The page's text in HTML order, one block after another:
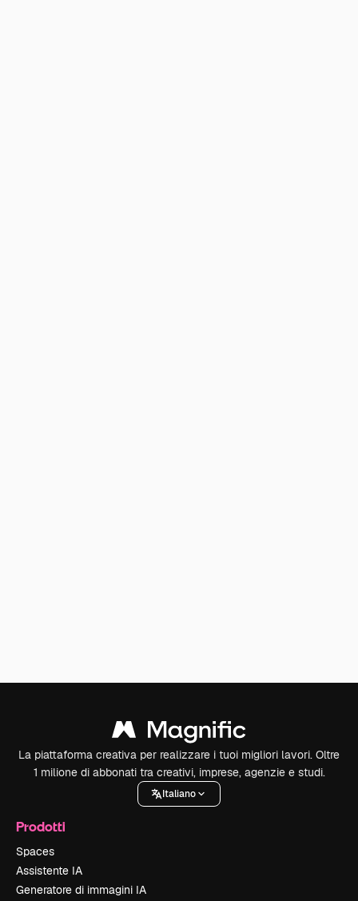
La piattaforma creativa per realizzare i tuoi migliori lavori. Oltre
1 milione di abbonati tra creativi, imprese, agenzie e studi.
Italiano
Prodotti
Spaces
Assistente IA
Generatore di immagini IA